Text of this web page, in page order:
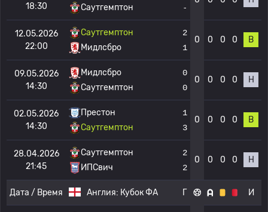
18:30
Саутгемптон
-
12.05.2026
22:00
Саутгемптон
Мидлсбро
2
1
0 0 0 0 В
09.05.2026
14:30
Мидлсбро
Саутгемптон
0
0
0 0 0 0 Н
02.05.2026
14:30
Престон
Саутгемптон
1
3
0 0 0 0 В
28.04.2026
21:45
Саутгемптон
ИПСвич
2
2
0 0 0 0 Н
Дата / Время Англия: Кубок ФА Г И